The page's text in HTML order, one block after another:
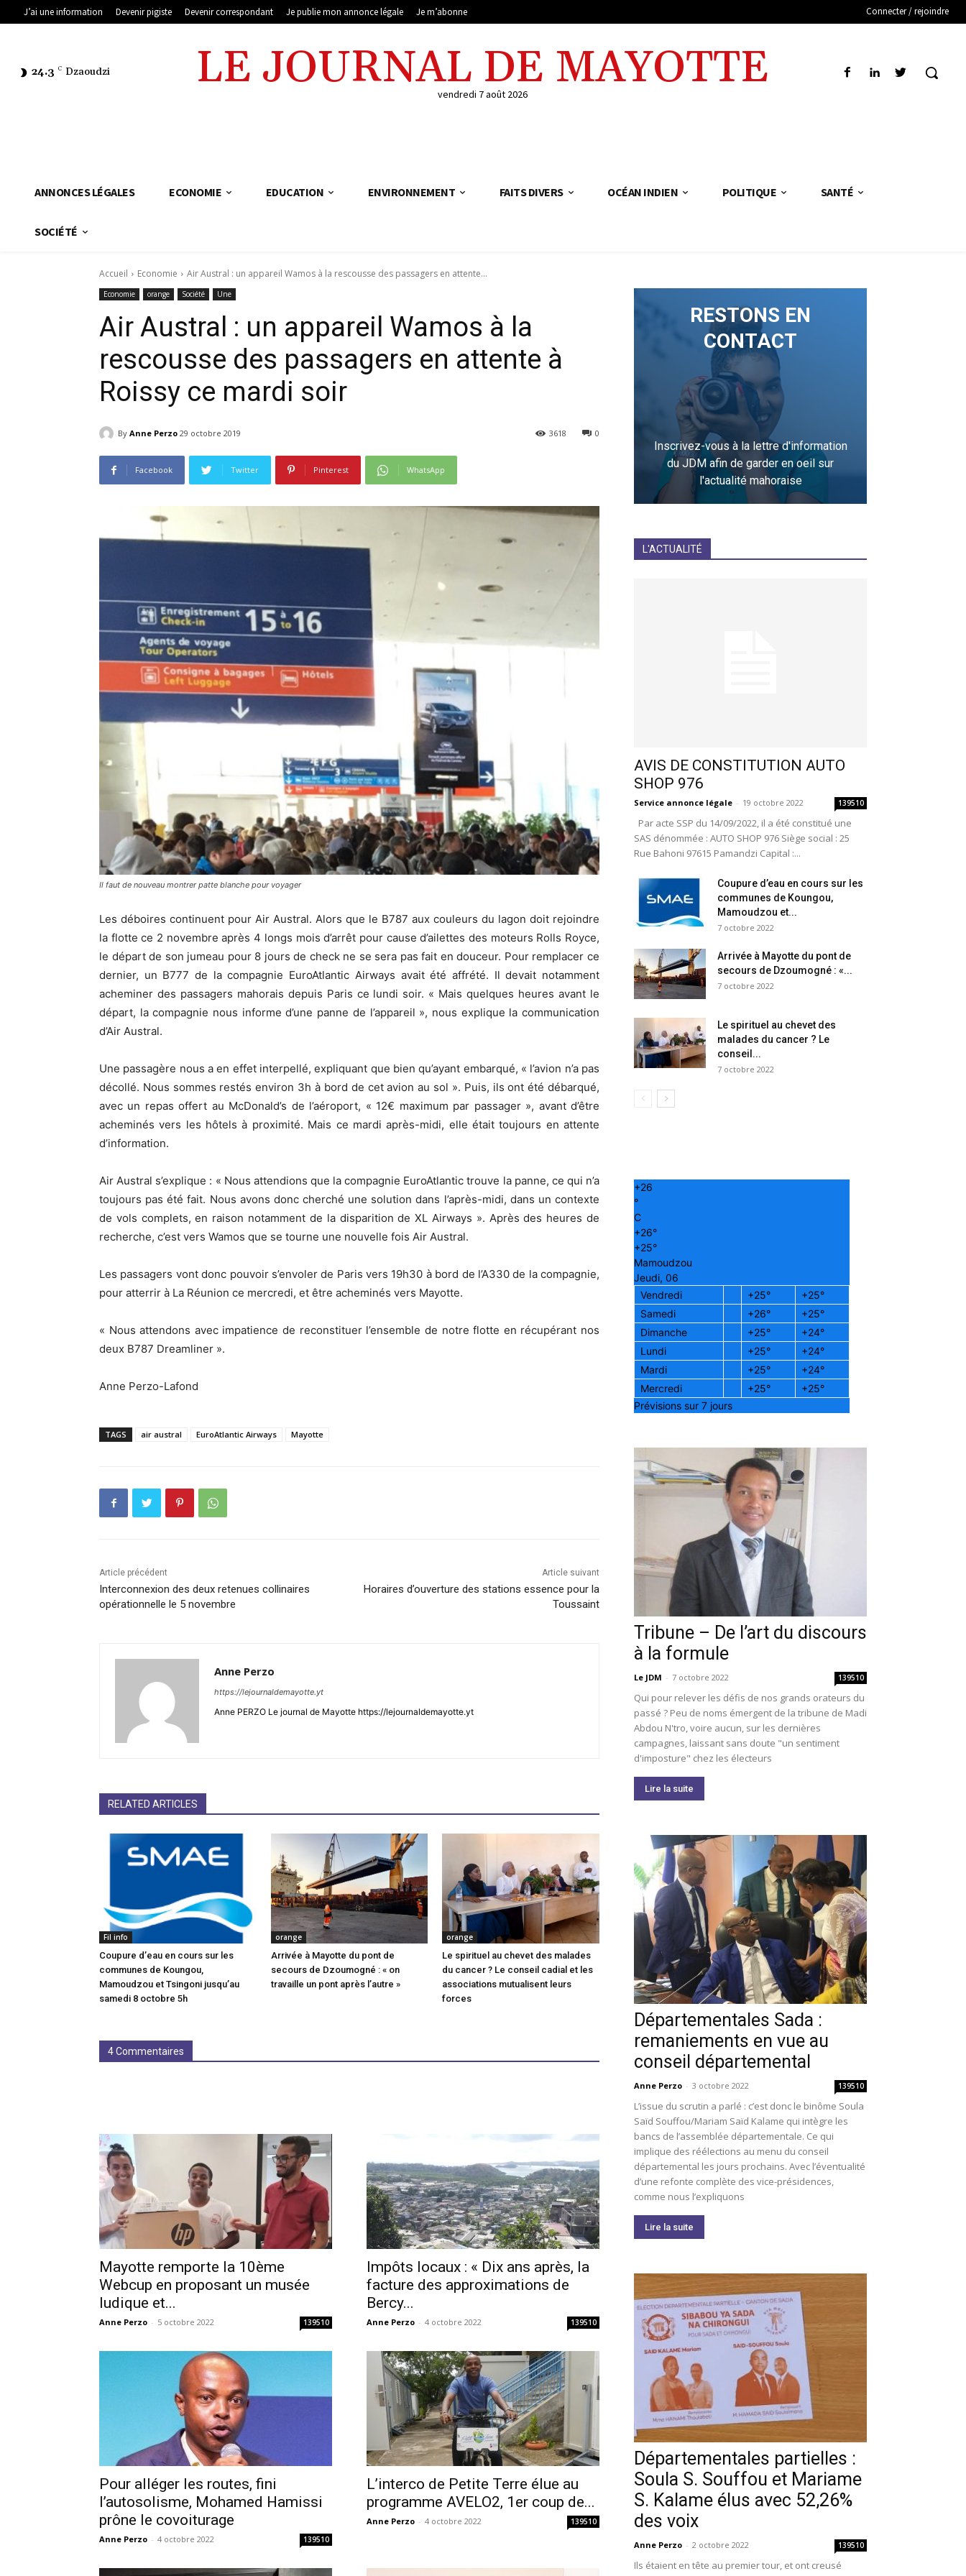
J’ai une information Devenir pigiste Devenir correspondant Je publie mon annonce légale Je m’abonne Connecter / rejoindre
24.3 C Dzaoudzi LE JOURNAL DE MAYOTTE
vendredi 7 août 2026
ANNONCES LÉGALES ECONOMIE EDUCATION ENVIRONNEMENT FAITS DIVERS OCÉAN INDIEN POLITIQUE SANTÉ
SOCIÉTÉ
Accueil Economie Air Austral : un appareil Wamos à la rescousse des passagers en attente...
Economie orange Société Une
Air Austral : un appareil Wamos à la
rescousse des passagers en attente à
Roissy ce mardi soir
By Anne Perzo 29 octobre 2019 0
3618
Facebook Twitter Pinterest WhatsApp
Il faut de nouveau montrer patte blanche pour voyager
Les déboires continuent pour Air Austral. Alors que le B787 aux couleurs du lagon doit rejoindre
la flotte ce 2 novembre après 4 longs mois d’arrêt pour cause d’ailettes des moteurs Rolls Royce,
le départ de son jumeau pour 8 jours de check ne se sera pas fait en douceur. Pour remplacer ce
dernier, un B777 de la compagnie EuroAtlantic Airways avait été affrété. Il devait notamment
acheminer des passagers mahorais depuis Paris ce lundi soir. « Mais quelques heures avant le
départ, la compagnie nous informe d’une panne de l’appareil », nous explique la communication
d’Air Austral.
Une passagère nous a en effet interpellé, expliquant que bien qu’ayant embarqué, « l’avion n’a pas
décollé. Nous sommes restés environ 3h à bord de cet avion au sol ». Puis, ils ont été débarqué,
avec un repas offert au McDonald’s de l’aéroport, « 12€ maximum par passager », avant d’être
acheminés vers les hôtels à proximité. Mais ce mardi après-midi, elle était toujours en attente
d’information.
Air Austral s’explique : « Nous attendions que la compagnie EuroAtlantic trouve la panne, ce qui n’a
toujours pas été fait. Nous avons donc cherché une solution dans l’après-midi, dans un contexte
de vols complets, en raison notamment de la disparition de XL Airways ». Après des heures de
recherche, c’est vers Wamos que se tourne une nouvelle fois Air Austral.
Les passagers vont donc pouvoir s’envoler de Paris vers 19h30 à bord de l’A330 de la compagnie,
pour atterrir à La Réunion ce mercredi, et être acheminés vers Mayotte.
« Nous attendons avec impatience de reconstituer l’ensemble de notre flotte en récupérant nos
deux B787 Dreamliner ».
Anne Perzo-Lafond
TAGS air austral EuroAtlantic Airways Mayotte
Article précédent
Interconnexion des deux retenues collinaires
opérationnelle le 5 novembre
Article suivant
Horaires d’ouverture des stations essence pour la
Toussaint
Anne Perzo
https://lejournaldemayotte.yt
Anne PERZO Le journal de Mayotte https://lejournaldemayotte.yt
RELATED ARTICLES
Fil info
Coupure d’eau en cours sur les
communes de Koungou,
Mamoudzou et Tsingoni jusqu’au
samedi 8 octobre 5h
orange
Arrivée à Mayotte du pont de
secours de Dzoumogné : « on
travaille un pont après l’autre »
orange
Le spirituel au chevet des malades
du cancer ? Le conseil cadial et les
associations mutualisent leurs
forces
4 Commentaires
Mayotte remporte la 10ème
Webcup en proposant un musée
ludique et...
Anne Perzo - 5 octobre 2022 139510
Impôts locaux : « Dix ans après, la
facture des approximations de
Bercy...
Anne Perzo - 4 octobre 2022 139510
Pour alléger les routes, fini
l’autosolisme, Mohamed Hamissi
prône le covoiturage
Anne Perzo - 4 octobre 2022 139510
L’interco de Petite Terre élue au
programme AVELO2, 1er coup de...
Anne Perzo - 4 octobre 2022 139510
RESTONS EN
CONTACT
Inscrivez-vous à la lettre d'information
du JDM afin de garder en oeil sur
l'actualité mahoraise
L'ACTUALITÉ
AVIS DE CONSTITUTION AUTO
SHOP 976
Service annonce légale - 19 octobre 2022 139510
Par acte SSP du 14/09/2022, il a été constitué une
SAS dénommée : AUTO SHOP 976 Siège social : 25
Rue Bahoni 97615 Pamandzi Capital :...
Coupure d’eau en cours sur les
communes de Koungou,
Mamoudzou et...
7 octobre 2022
Arrivée à Mayotte du pont de
secours de Dzoumogné : «...
7 octobre 2022
Le spirituel au chevet des
malades du cancer ? Le
conseil...
7 octobre 2022
+26
°
C
+26°
+25°
Mamoudzou
Jeudi, 06
Vendredi
+25° +25°
Samedi
+26° +25°
Dimanche
+25° +24°
Lundi
+25° +24°
Mardi
+25° +24°
Mercredi
+25° +25°
Prévisions sur 7 jours
Tribune – De l’art du discours
à la formule
Le JDM - 7 octobre 2022 139510
Qui pour relever les défis de nos grands orateurs du
passé ? Peu de noms émergent de la tribune de Madi
Abdou N'tro, voire aucun, sur les dernières
campagnes, laissant sans doute "un sentiment
d'imposture" chez les électeurs
Lire la suite
Départementales Sada :
remaniements en vue au
conseil départemental
Anne Perzo - 3 octobre 2022 139510
L’issue du scrutin a parlé : c’est donc le binôme Soula
Saïd Souffou/Mariam Saïd Kalame qui intègre les
bancs de l’assemblée départementale. Ce qui
implique des réélections au menu du conseil
départemental les jours prochains. Avec l’éventualité
d’une refonte complète des vice-présidences,
comme nous l’expliquons
Lire la suite
Départementales partielles :
Soula S. Souffou et Mariame
S. Kalame élus avec 52,26%
des voix
Anne Perzo - 2 octobre 2022 139510
Ils étaient en tête au premier tour, et ont creusé